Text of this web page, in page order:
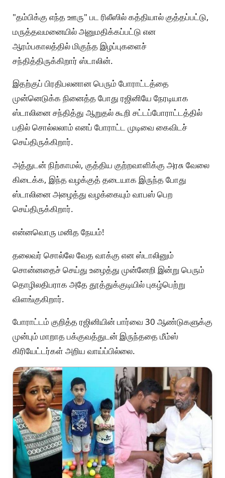
"தம்பிக்கு எந்த ஊரு" பட ரிலீஸில் கத்தியால் குத்தப்பட்டு,
மருத்தவமனையில் அனுமதிக்கப்பட்டு என
ஆரம்பகாலத்தில் மிகுந்த இழப்புகளைச்
சந்தித்திருக்கிறார் ஸ்டாலின்.
இதற்குப் பிரதிபலனான பெரும் போராட்டத்தை
முன்னெடுக்க நினைத்த போது ரஜினியே நேரடியாக
ஸ்டாலினை சந்தித்து ஆறுதல் கூறி சட்டப்போராட்டத்தில்
பதில் சொல்லலாம் எனப் போராட்ட முடிவை கைவிடச்
செய்திருக்கிறார்.
அத்துடன் நிற்காமல், குத்திய குற்றவாளிக்கு அரசு வேலை
கிடைக்க, இந்த வழக்குத் தடையாக இருந்த போது
ஸ்டாலினை அழைத்து வழக்கையும் வாபஸ் பெற
செய்திருக்கிறார்.
என்னவொரு மனித நேயம்!
தலைவர் சொல்லே வேத வாக்கு என ஸ்டாலினும்
சொன்னதைச் செய்து உழைத்து முன்னேறி இன்று பெரும்
தொழிலதிபராக அதே தூத்துக்குடியில் புகழ்பெற்று
விளங்குகிறார்.
போராட்டம் குறித்த ரஜினியின் பார்வை 30 ஆண்டுகளுக்கு
முன்பும் மாறாத பக்குவத்துடன் இருந்ததை மீம்ஸ்
கிரியேட்டர்கள் அறிய வாய்ப்பில்லை.